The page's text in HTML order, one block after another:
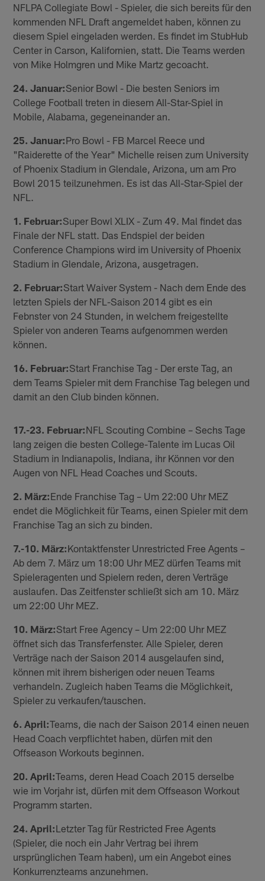
NFLPA Collegiate Bowl - Spieler, die sich bereits für den
kommenden NFL Draft angemeldet haben, können zu
diesem Spiel eingeladen werden. Es findet im StubHub
Center in Carson, Kalifornien, statt. Die Teams werden
von Mike Holmgren und Mike Martz gecoacht.
24. Januar:Senior Bowl - Die besten Seniors im
College Football treten in diesem All-Star-Spiel in
Mobile, Alabama, gegeneinander an.
25. Januar:Pro Bowl - FB Marcel Reece und
"Raiderette of the Year" Michelle reisen zum University
of Phoenix Stadium in Glendale, Arizona, um am Pro
Bowl 2015 teilzunehmen. Es ist das All-Star-Spiel der
NFL.
1. Februar:Super Bowl XLIX - Zum 49. Mal findet das
Finale der NFL statt. Das Endspiel der beiden
Conference Champions wird im University of Phoenix
Stadium in Glendale, Arizona, ausgetragen.
2. Februar:Start Waiver System - Nach dem Ende des
letzten Spiels der NFL-Saison 2014 gibt es ein
Febnster von 24 Stunden, in welchem freigestellte
Spieler von anderen Teams aufgenommen werden
können.
16. Februar:Start Franchise Tag - Der erste Tag, an
dem Teams Spieler mit dem Franchise Tag belegen und
damit an den Club binden können.
17.-23. Februar:NFL Scouting Combine – Sechs Tage
lang zeigen die besten College-Talente im Lucas Oil
Stadium in Indianapolis, Indiana, ihr Können vor den
Augen von NFL Head Coaches und Scouts.
2. März:Ende Franchise Tag – Um 22:00 Uhr MEZ
endet die Möglichkeit für Teams, einen Spieler mit dem
Franchise Tag an sich zu binden.
7.-10. März:Kontaktfenster Unrestricted Free Agents –
Ab dem 7. März um 18:00 Uhr MEZ dürfen Teams mit
Spieleragenten und Spielern reden, deren Verträge
auslaufen. Das Zeitfenster schließt sich am 10. März
um 22:00 Uhr MEZ.
10. März:Start Free Agency – Um 22:00 Uhr MEZ
öffnet sich das Transferfenster. Alle Spieler, deren
Verträge nach der Saison 2014 ausgelaufen sind,
können mit ihrem bisherigen oder neuen Teams
verhandeln. Zugleich haben Teams die Möglichkeit,
Spieler zu verkaufen/tauschen.
6. April:Teams, die nach der Saison 2014 einen neuen
Head Coach verpflichtet haben, dürfen mit den
Offseason Workouts beginnen.
20. April:Teams, deren Head Coach 2015 derselbe
wie im Vorjahr ist, dürfen mit dem Offseason Workout
Programm starten.
24. April:Letzter Tag für Restricted Free Agents
(Spieler, die noch ein Jahr Vertrag bei ihrem
ursprünglichen Team haben), um ein Angebot eines
Konkurrenzteams anzunehmen.